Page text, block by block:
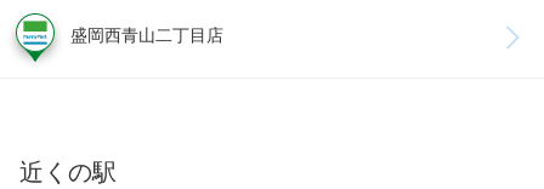
盛岡西青山二丁目店
近くの駅